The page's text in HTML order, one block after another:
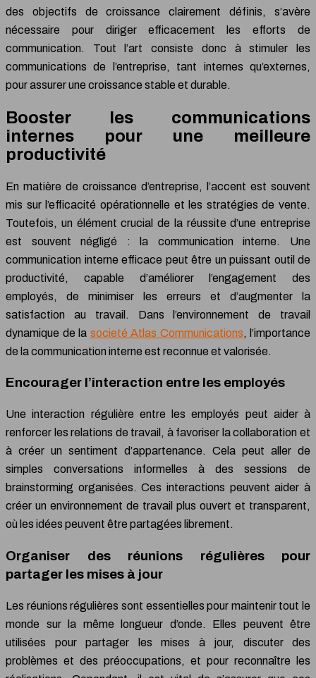
des objectifs de croissance clairement définis, s’avère
nécessaire pour diriger efficacement les efforts de
communication. Tout l’art consiste donc à stimuler les
communications de l’entreprise, tant internes qu’externes,
pour assurer une croissance stable et durable.
Booster les communications
internes pour une meilleure
productivité
En matière de croissance d’entreprise, l’accent est souvent
mis sur l’efficacité opérationnelle et les stratégies de vente.
Toutefois, un élément crucial de la réussite d’une entreprise
est souvent négligé : la communication interne. Une
communication interne efficace peut être un puissant outil de
productivité, capable d’améliorer l’engagement des
employés, de minimiser les erreurs et d’augmenter la
satisfaction au travail. Dans l’environnement de travail
dynamique de la societé Atlas Communications, l’importance
de la communication interne est reconnue et valorisée.
Encourager l’interaction entre les employés
Une interaction régulière entre les employés peut aider à
renforcer les relations de travail, à favoriser la collaboration et
à créer un sentiment d’appartenance. Cela peut aller de
simples conversations informelles à des sessions de
brainstorming organisées. Ces interactions peuvent aider à
créer un environnement de travail plus ouvert et transparent,
où les idées peuvent être partagées librement.
Organiser des réunions régulières pour
partager les mises à jour
Les réunions régulières sont essentielles pour maintenir tout le
monde sur la même longueur d’onde. Elles peuvent être
utilisées pour partager les mises à jour, discuter des
problèmes et des préoccupations, et pour reconnaître les